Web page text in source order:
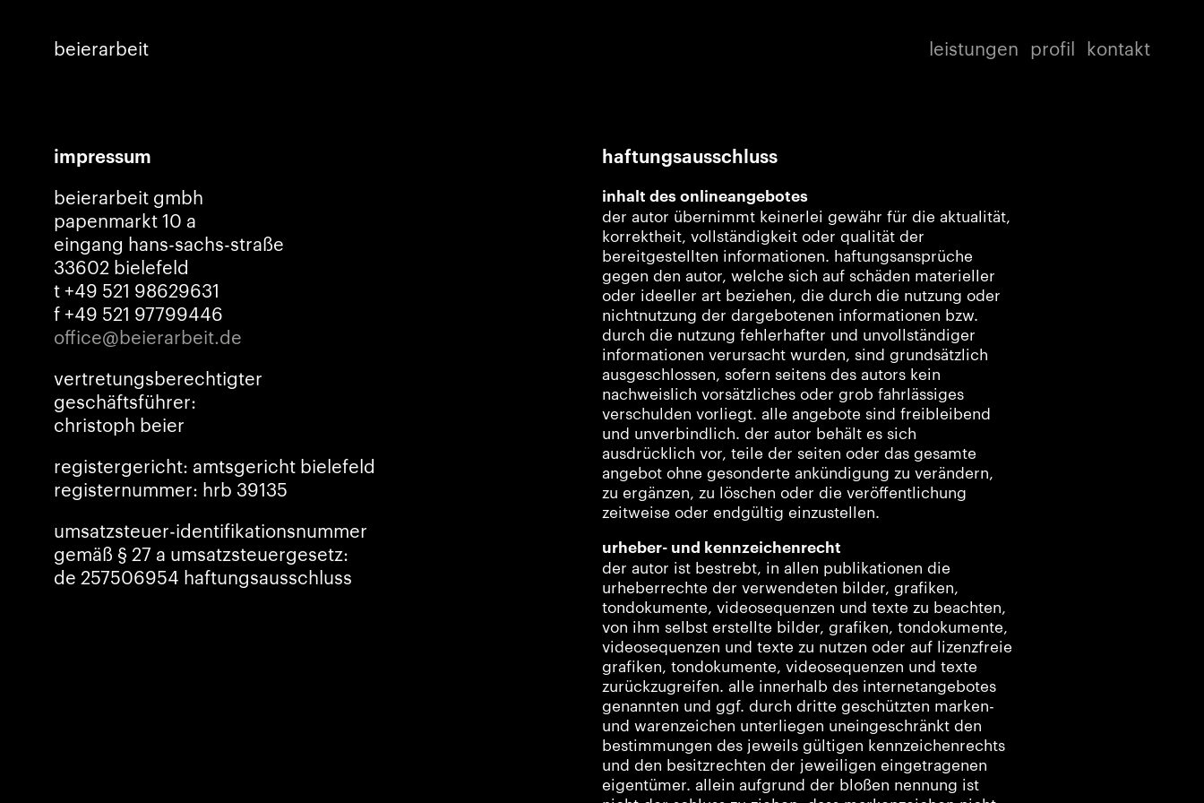
beierarbeit leistungen profil kontakt
impressum
beierarbeit gmbh
papenmarkt 10 a
eingang hans-sachs-straße
33602 bielefeld
t +49 521 98629631
f +49 521 97799446
office@beierarbeit.de
vertretungsberechtigter
geschäftsführer:
christoph beier
registergericht: amtsgericht bielefeld
registernummer: hrb 39135
umsatzsteuer-identifikationsnummer
gemäß § 27 a umsatzsteuergesetz:
de 257506954 haftungsausschluss
haftungsausschluss
inhalt des onlineangebotes
der autor übernimmt keinerlei gewähr für die aktualität,
korrektheit, vollständigkeit oder qualität der
bereitgestellten informationen. haftungsansprüche
gegen den autor, welche sich auf schäden materieller
oder ideeller art beziehen, die durch die nutzung oder
nichtnutzung der dargebotenen informationen bzw.
durch die nutzung fehlerhafter und unvollständiger
informationen verursacht wurden, sind grundsätzlich
ausgeschlossen, sofern seitens des autors kein
nachweislich vorsätzliches oder grob fahrlässiges
verschulden vorliegt. alle angebote sind freibleibend
und unverbindlich. der autor behält es sich
ausdrücklich vor, teile der seiten oder das gesamte
angebot ohne gesonderte ankündigung zu verändern,
zu ergänzen, zu löschen oder die veröffentlichung
zeitweise oder endgültig einzustellen.
urheber- und kennzeichenrecht
der autor ist bestrebt, in allen publikationen die
urheberrechte der verwendeten bilder, grafiken,
tondokumente, videosequenzen und texte zu beachten,
von ihm selbst erstellte bilder, grafiken, tondokumente,
videosequenzen und texte zu nutzen oder auf lizenzfreie
grafiken, tondokumente, videosequenzen und texte
zurückzugreifen. alle innerhalb des internetangebotes
genannten und ggf. durch dritte geschützten marken-
und warenzeichen unterliegen uneingeschränkt den
bestimmungen des jeweils gültigen kennzeichenrechts
und den besitzrechten der jeweiligen eingetragenen
eigentümer. allein aufgrund der bloßen nennung ist